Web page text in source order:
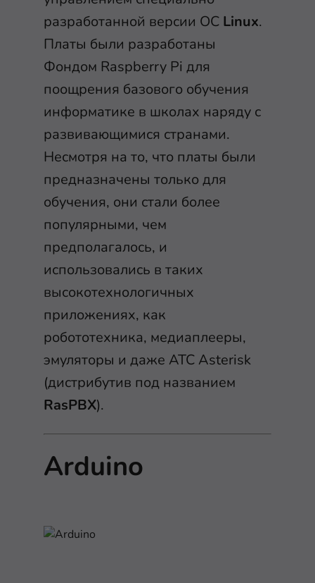
разработанной версии ОС Linux.
Платы были разработаны
Фондом Raspberry Pi для
поощрения базового обучения
информатике в школах наряду с
развивающимися странами.
Несмотря на то, что платы были
предназначены только для
обучения, они стали более
популярными, чем
предполагалось, и
использовались в таких
высокотехнологичных
приложениях, как
робототехника, медиаплееры,
эмуляторы и даже АТС Asterisk
(дистрибутив под названием
RasPBX).
Arduino